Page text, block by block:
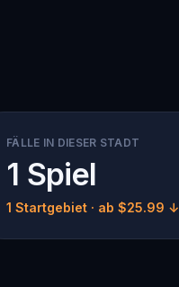
FÄLLE IN DIESER STADT
1 Spiel
1 Startgebiet · ab $25.99 ↓